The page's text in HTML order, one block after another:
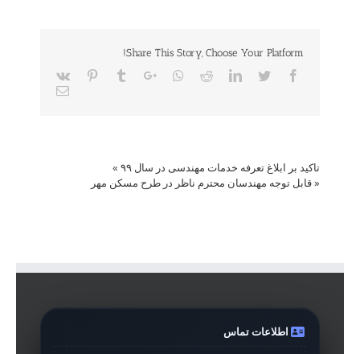
Share This Story, Choose Your Platform!
Facebook
Twitter
LinkedIn
Reddit
Whatsapp
Google+
Tumblr
Pinterest
Vk
Email
تاکید بر ابلاغ تعرفه خدمات مهندسی در سال ۹۹
»
«قابل توجه مهندسان محترم ناظر در طرح مسکن مهر
اطلاعات تماس